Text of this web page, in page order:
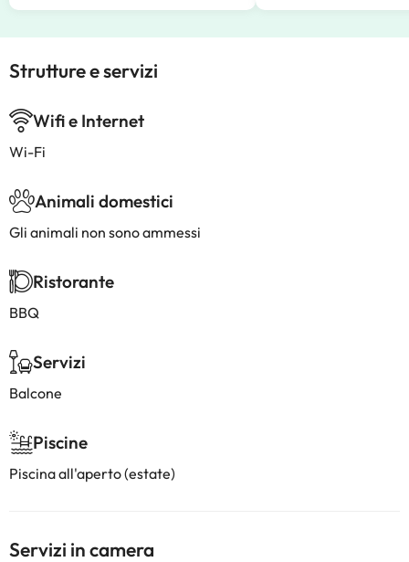
Strutture e servizi
Wifi e Internet
Wi-Fi
Animali domestici
Gli animali non sono ammessi
Ristorante
BBQ
Servizi
Balcone
Piscine
Piscina all'aperto (estate)
Servizi in camera